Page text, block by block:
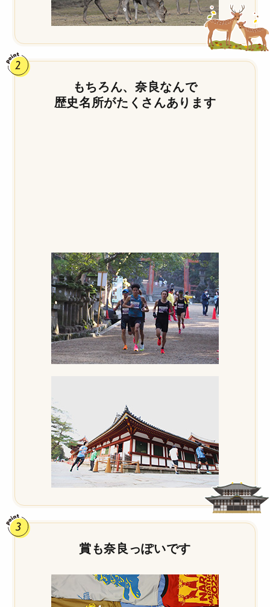
もちろん、奈良なんで
歴史名所がたくさんあります
賞も奈良っぽいです